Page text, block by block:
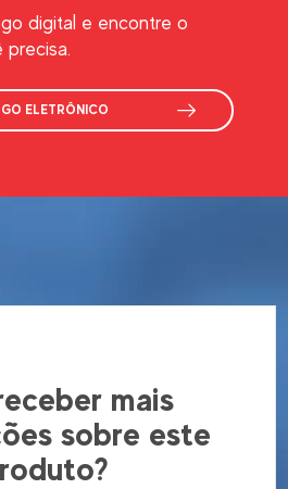
digital e encontre o
ELETRÔNICO
mais
sobre este